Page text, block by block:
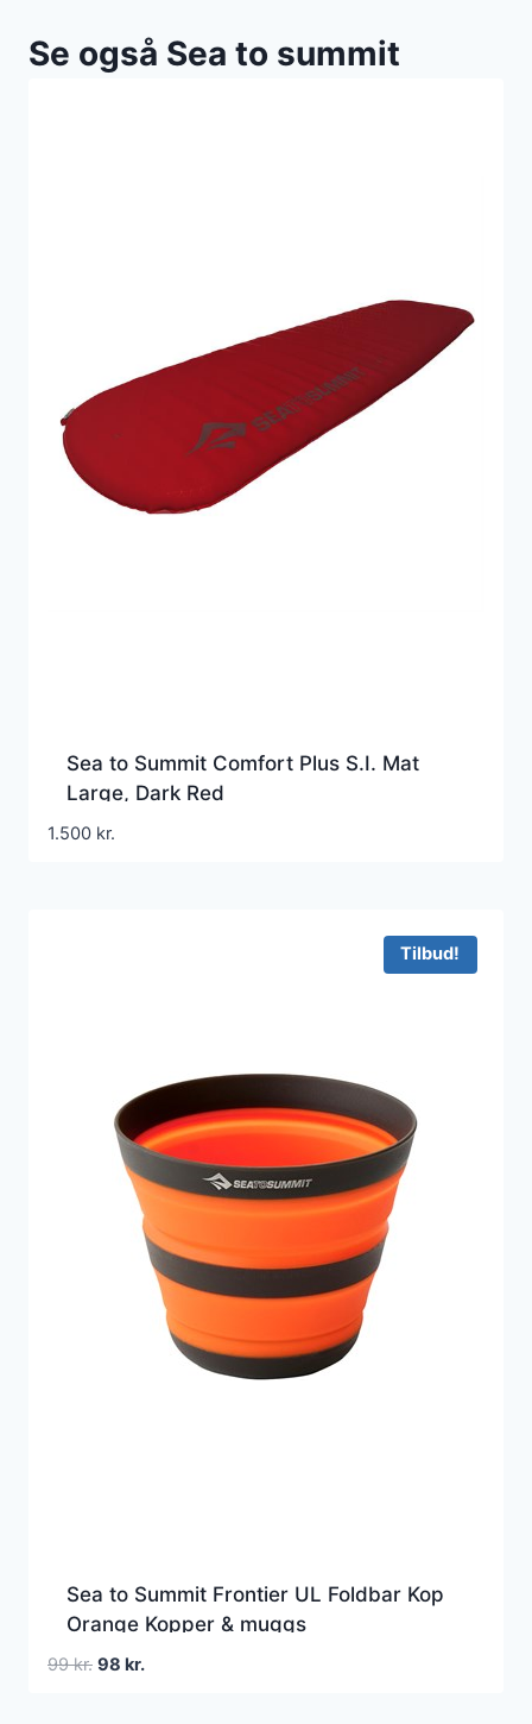
Se også Sea to summit
Sea to Summit Comfort Plus S.I. Mat
Large, Dark Red
1.500 kr.
Tilbud!
Sea to Summit Frontier UL Foldbar Kop
Orange Kopper & muggs
99kr. Den
98 kr.Den